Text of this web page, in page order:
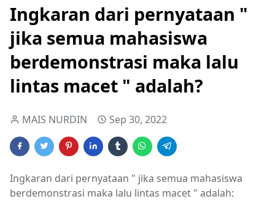
Ingkaran dari pernyataan "
jika semua mahasiswa
berdemonstrasi maka lalu
lintas macet " adalah?
MAIS NURDIN Sep 30, 2022
Ingkaran dari pernyataan " jika semua mahasiswa
berdemonstrasi maka lalu lintas macet " adalah: